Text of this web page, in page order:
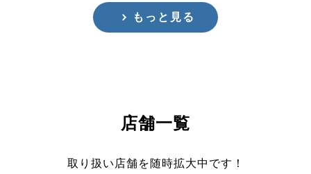
もっと見る
店舗一覧
取り扱い店舗を随時拡大中です！